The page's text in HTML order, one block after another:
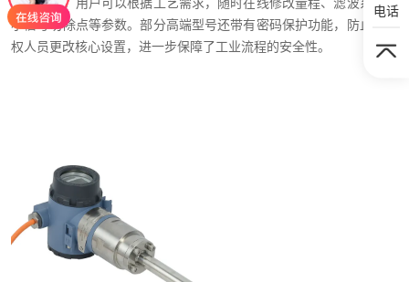
小信号切除点等参数。部分高端型号还带有密码保护功能，防止非授
权人员更改核心设置，进一步保障了工业流程的安全性。
电话